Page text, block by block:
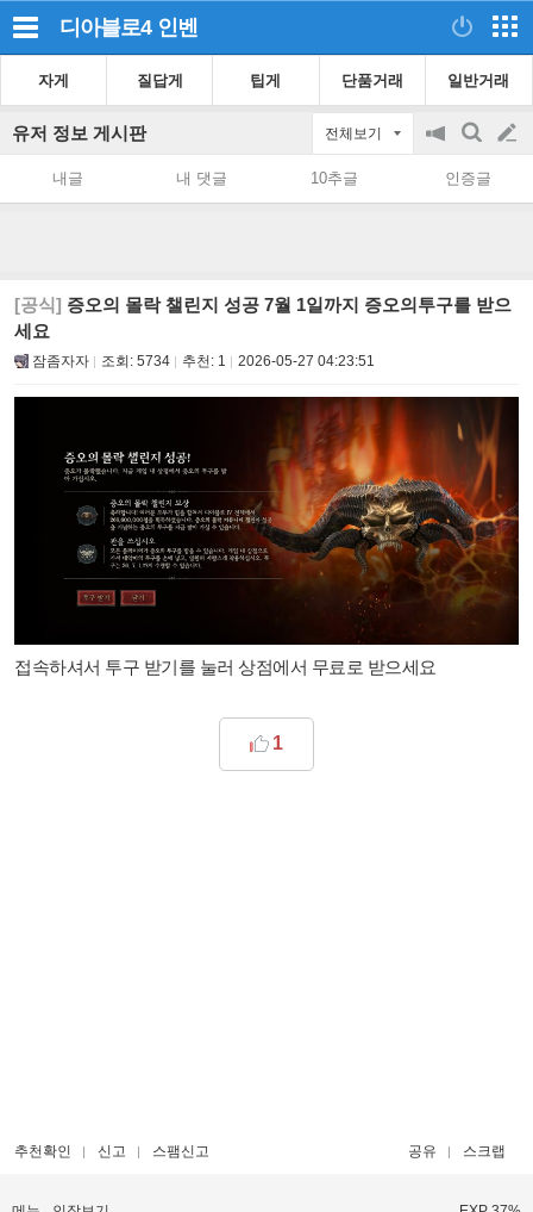
디아블로4 인벤
자게 질답게 팁게 단품거래 일반거래
유저 정보 게시판 전체보기
공
on/off
검
색
글
쓰
내글 내 댓글 10추글 인증글
[공식] 증오의 몰락 챌린지 성공 7월 1일까지 증오의투구를 받으
세요
잠좀자자 조회: 5734 추천: 1 2026-05-27 04:23:51
접속하셔서 투구 받기를 눌러 상점에서 무료로 받으세요
1
추천확인 신고 스팸신고 공유 스크랩